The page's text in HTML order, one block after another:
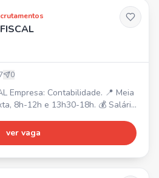
0
8h-12h e 13h30-18h. 💰 Salário
conhecimento de
Rotinas do departamento fiscal
ver vaga